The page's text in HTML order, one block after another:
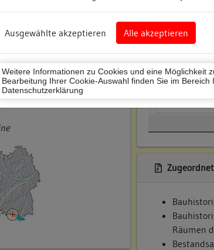
Ausgewählte akzeptieren Alle akzeptieren
Weitere Informationen zu Cookies und eine Möglichkeit
Bearbeitung Ihrer Cookie-Auswahl finden Sie im Bereich
Datenschutzerklärung
(Landkreis)
Räumen